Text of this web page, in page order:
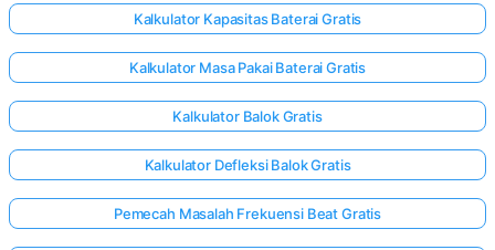
Ada
Kalkulator Kapasitas Baterai Gratis
Kalkulator Masa Pakai Baterai Gratis
Kalkulator Balok Gratis
Kalkulator Defleksi Balok Gratis
Pemecah Masalah Frekuensi Beat Gratis